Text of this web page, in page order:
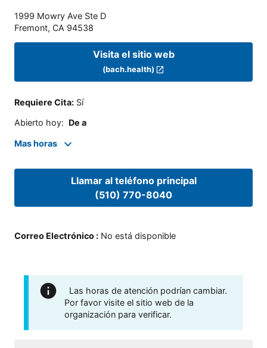
1999 Mowry Ave Ste D
Fremont, CA 94538
Visita el sitio web
(bach.health)
Requiere Cita: Sí
Abierto hoy: De a
Mas horas
Llamar al teléfono principal
(510) 770-8040
Correo Electrónico : No está disponible
Las horas de atención podrían cambiar.
Por favor visite el sitio web de la
organización para verificar.